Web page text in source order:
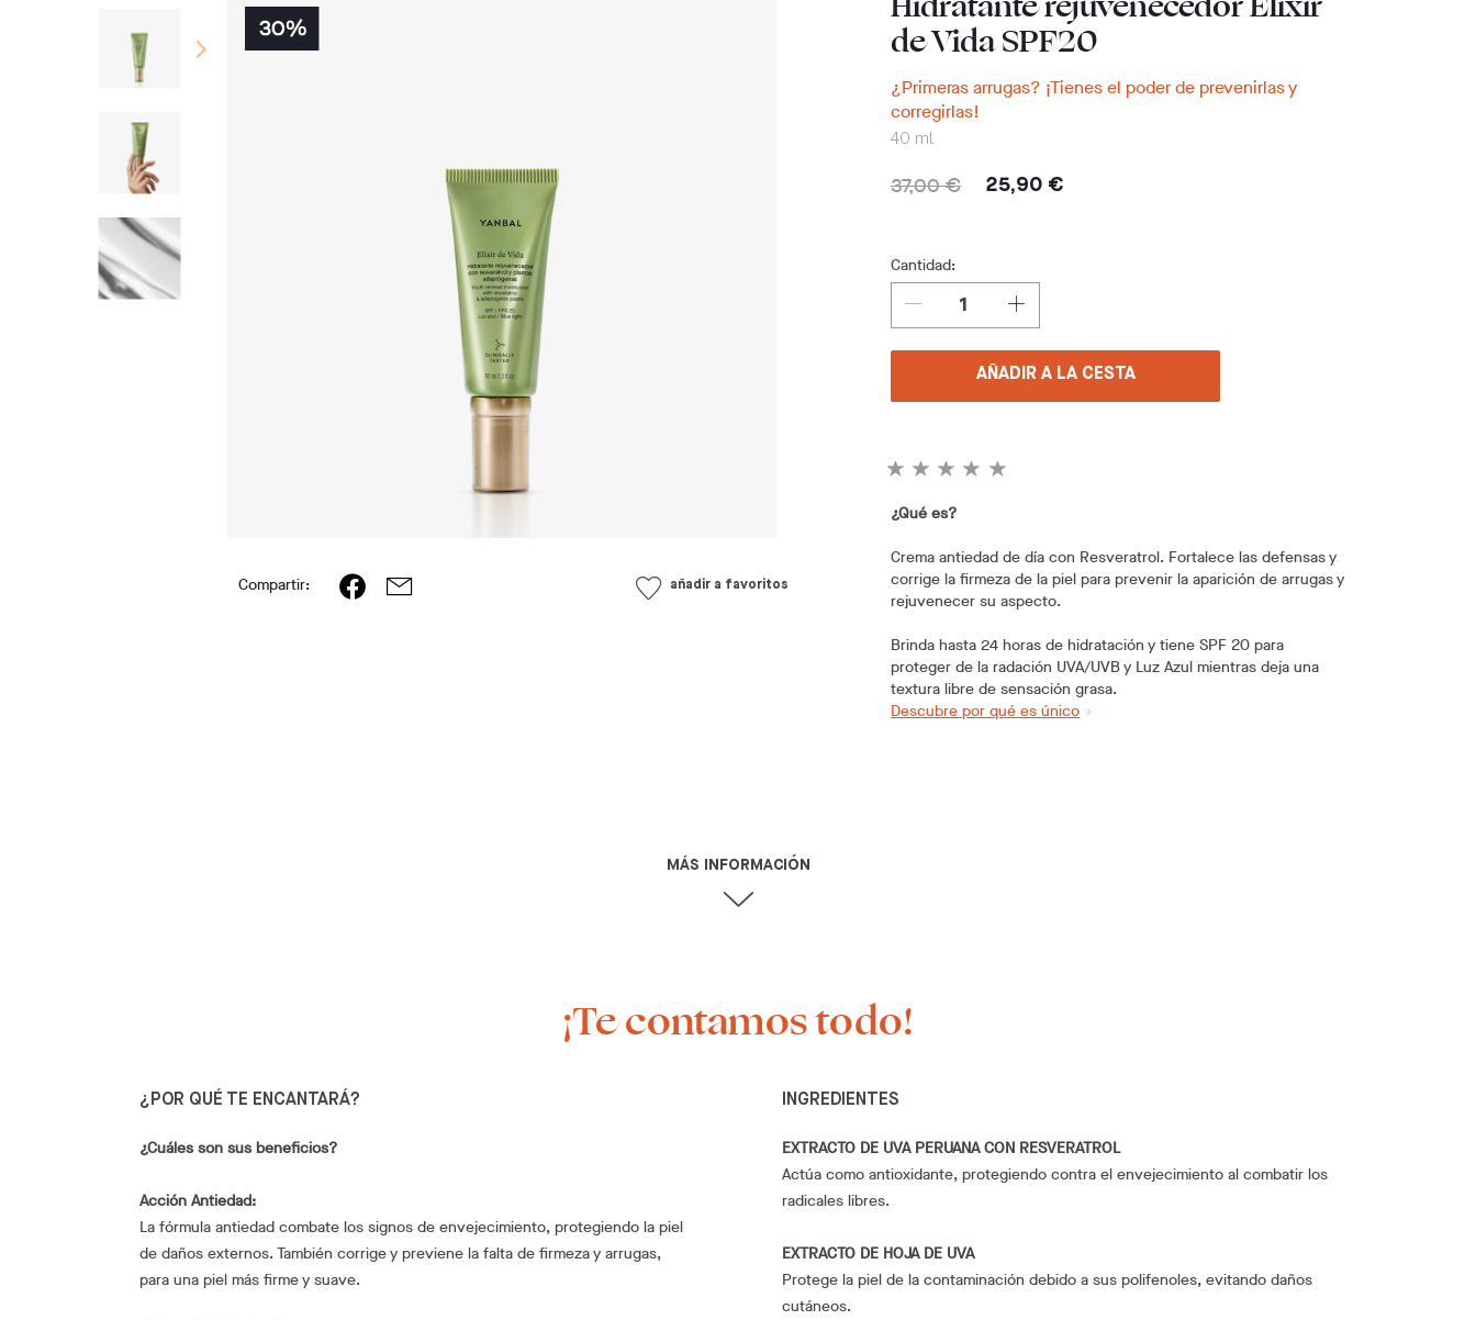
Compartir: añadir a favoritos
de Vida SPF20
¿Primeras arrugas? ¡Tienes el poder de prevenirlas y
corregirlas!
40 ml
37,00 € 25,90 €
Cantidad:
AÑADIR A LA CESTA
¿Qué es?
Crema antiedad de día con Resveratrol. Fortalece las defensas y
corrige la firmeza de la piel para prevenir la aparición de arrugas y
rejuvenecer su aspecto.
Brinda hasta 24 horas de hidratación y tiene SPF 20 para
proteger de la radación UVA/UVB y Luz Azul mientras deja una
textura libre de sensación grasa.
Descubre por qué es único
MÁS INFORMACIÓN
¡Te contamos todo!
¿POR QUÉ TE ENCANTARÁ?
¿Cuáles son sus beneficios?
Acción Antiedad:
La fórmula antiedad combate los signos de envejecimiento, protegiendo la piel
de daños externos. También corrige y previene la falta de firmeza y arrugas,
para una piel más firme y suave.
INGREDIENTES
EXTRACTO DE UVA PERUANA CON RESVERATROL
Actúa como antioxidante, protegiendo contra el envejecimiento al combatir los
radicales libres.
EXTRACTO DE HOJA DE UVA
Protege la piel de la contaminación debido a sus polifenoles, evitando daños
cutáneos.